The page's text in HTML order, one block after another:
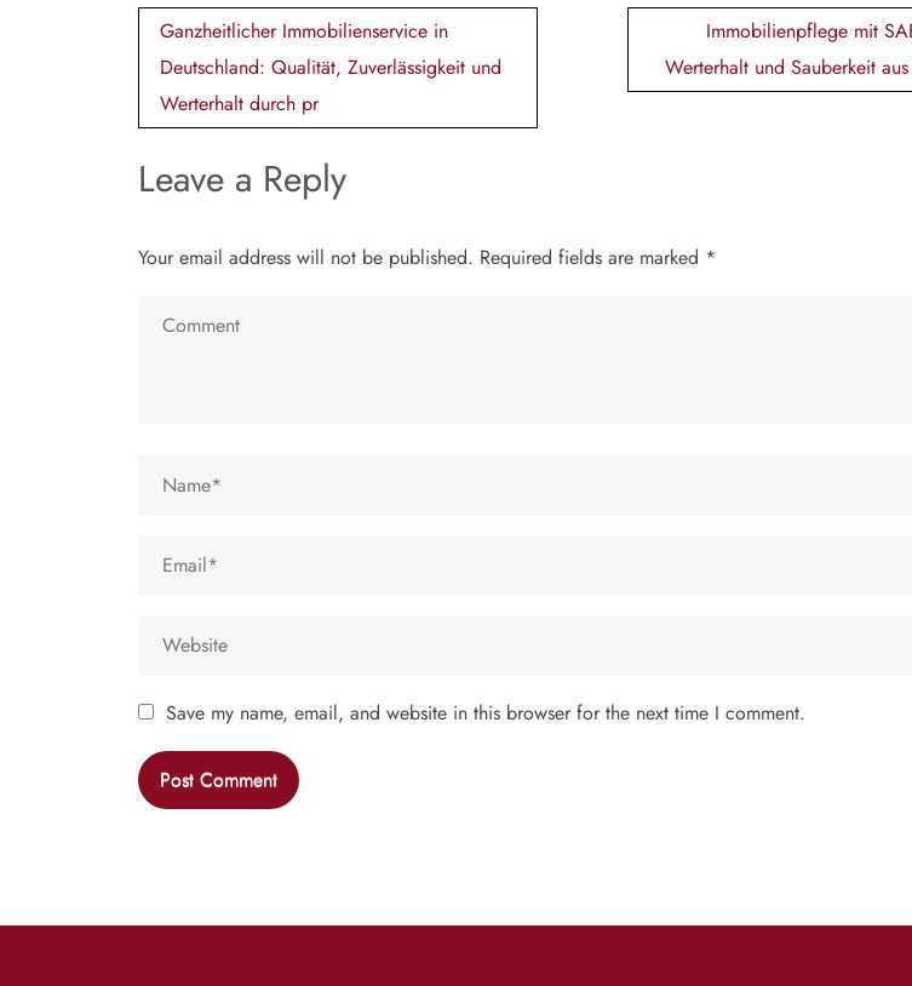
Post
navigation
Ganzheitlicher Immobilienservice in
Deutschland: Qualität, Zuverlässigkeit und
Werterhalt durch pr
Immobilienpflege mit
Werterhalt und Sauberkeit
Leave a Reply
Your email address will not be published. Required fields are marked *
Save my name, email, and website in this browser for the next time I comment.